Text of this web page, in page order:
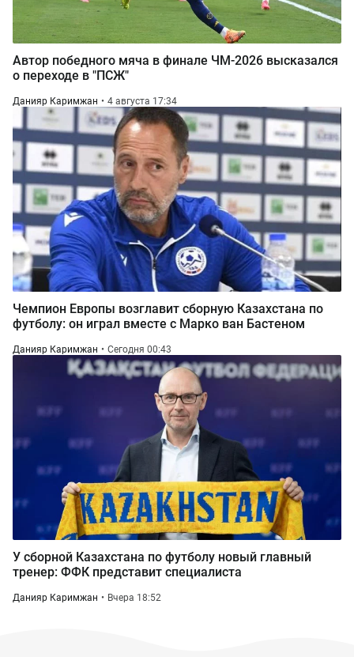
Автор победного мяча в финале ЧМ-2026 высказался
о переходе в "ПСЖ"
Данияр Каримжан 4 августа 17:34
Чемпион Европы возглавит сборную Казахстана по
футболу: он играл вместе с Марко ван Бастеном
Данияр Каримжан Сегодня 00:43
У сборной Казахстана по футболу новый главный
тренер: ФФК представит специалиста
Данияр Каримжан Вчера 18:52